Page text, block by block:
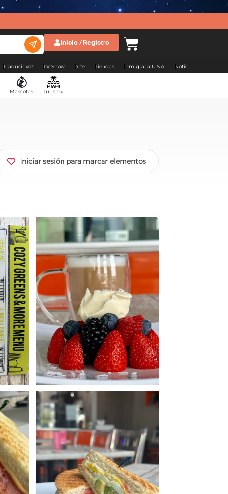
Inicio / Registro
Traducir voz TV Show Arte Tiendas Inmigrar a U.S.A. Noticias Argentina
Mascotas Turismo
Iniciar sesión para marcar elementos